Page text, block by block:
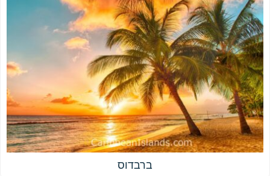
ברבדוס